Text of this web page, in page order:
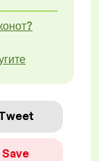
Save